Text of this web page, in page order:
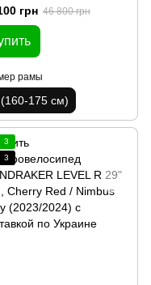
грн 46 800 грн
рамы
175 см)
3
3